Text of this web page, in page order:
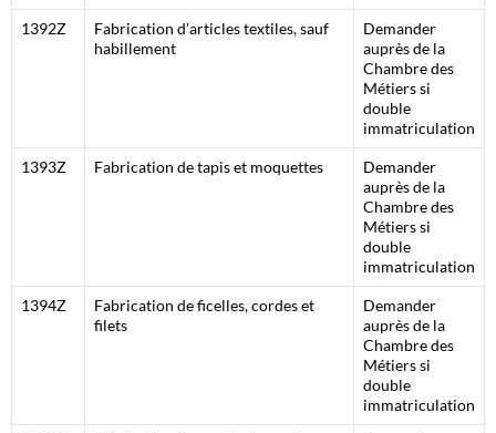
1392Z
Fabrication d’articles textiles, sauf
habillement
Demander
auprès de la
Chambre des
Métiers si
double
immatriculation
1393Z Fabrication de tapis et moquettes
Demander
auprès de la
Chambre des
Métiers si
double
immatriculation
1394Z
Fabrication de ficelles, cordes et
filets
Demander
auprès de la
Chambre des
Métiers si
double
immatriculation